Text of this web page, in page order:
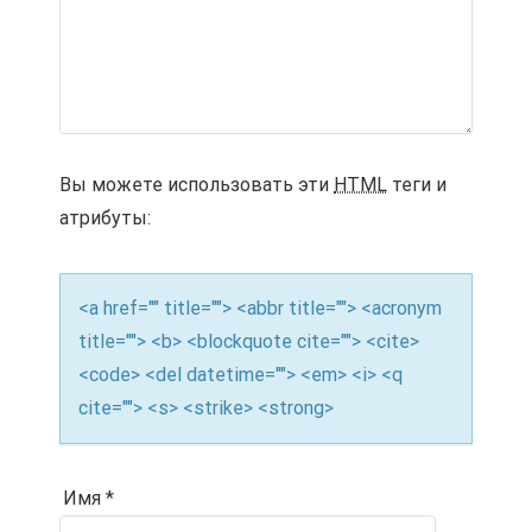
Вы можете использовать эти HTML теги и
атрибуты:
<a href="" title=""> <abbr title=""> <acronym
title=""> <b> <blockquote cite=""> <cite>
<code> <del datetime=""> <em> <i> <q
cite=""> <s> <strike> <strong>
Имя *